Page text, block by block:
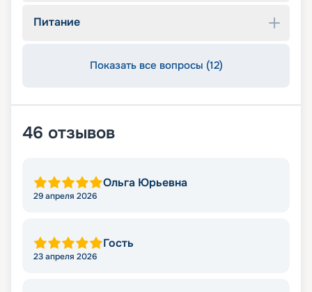
Питание
Показать все вопросы (12)
46 отзывов
Ольга Юрьевна
29 апреля 2026
Гость
23 апреля 2026